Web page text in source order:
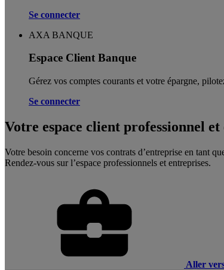
Se connecter
AXA BANQUE
Espace Client Banque
Gérez vos comptes courants et votre épargne,
Se connecter
Votre espace client professionnel
Votre besoin concerne vos contrats d’entreprise en tant
Rendez-vous sur l’espace professionnels et entreprises.
Aller